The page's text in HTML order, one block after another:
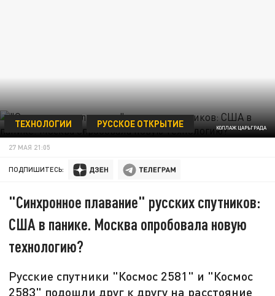
КОЛЛАЖ ЦАРЬГРАДА
ТЕХНОЛОГИИ РУССКОЕ ОТКРЫТИЕ
27 МАЯ 21:05
ПОДПИШИТЕСЬ:
"Синхронное плавание" русских спутников:
США в панике. Москва опробовала новую
технологию?
Русские спутники "Космос 2581" и "Космос
2583" подошли друг к другу на расстояние